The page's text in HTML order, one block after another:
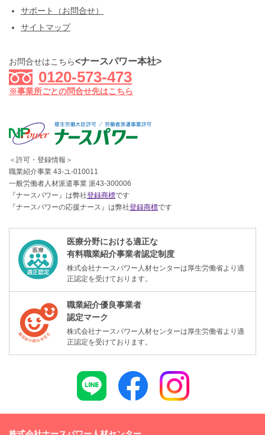
サポート（お問合せ）
サイトマップ
お問合せはこちら<ナースパワー本社>
0120-573-473
※事業所ごとの問合せ先はこちら
＜許可・登録情報＞
職業紹介事業 43-ユ-010011
一般労働者人材派遣事業 派43-300006
『ナースパワー』は弊社登録商標です
『ナースパワーの応援ナース』は弊社登録商標です
医療分野における適正な
有料職業紹介事業者認定制度
株式会社ナースパワー人材センターは厚生労働省より適
正認定を受けております。
職業紹介優良事業者
認定マーク
株式会社ナースパワー人材センターは厚生労働省より適
正認定を受けております。